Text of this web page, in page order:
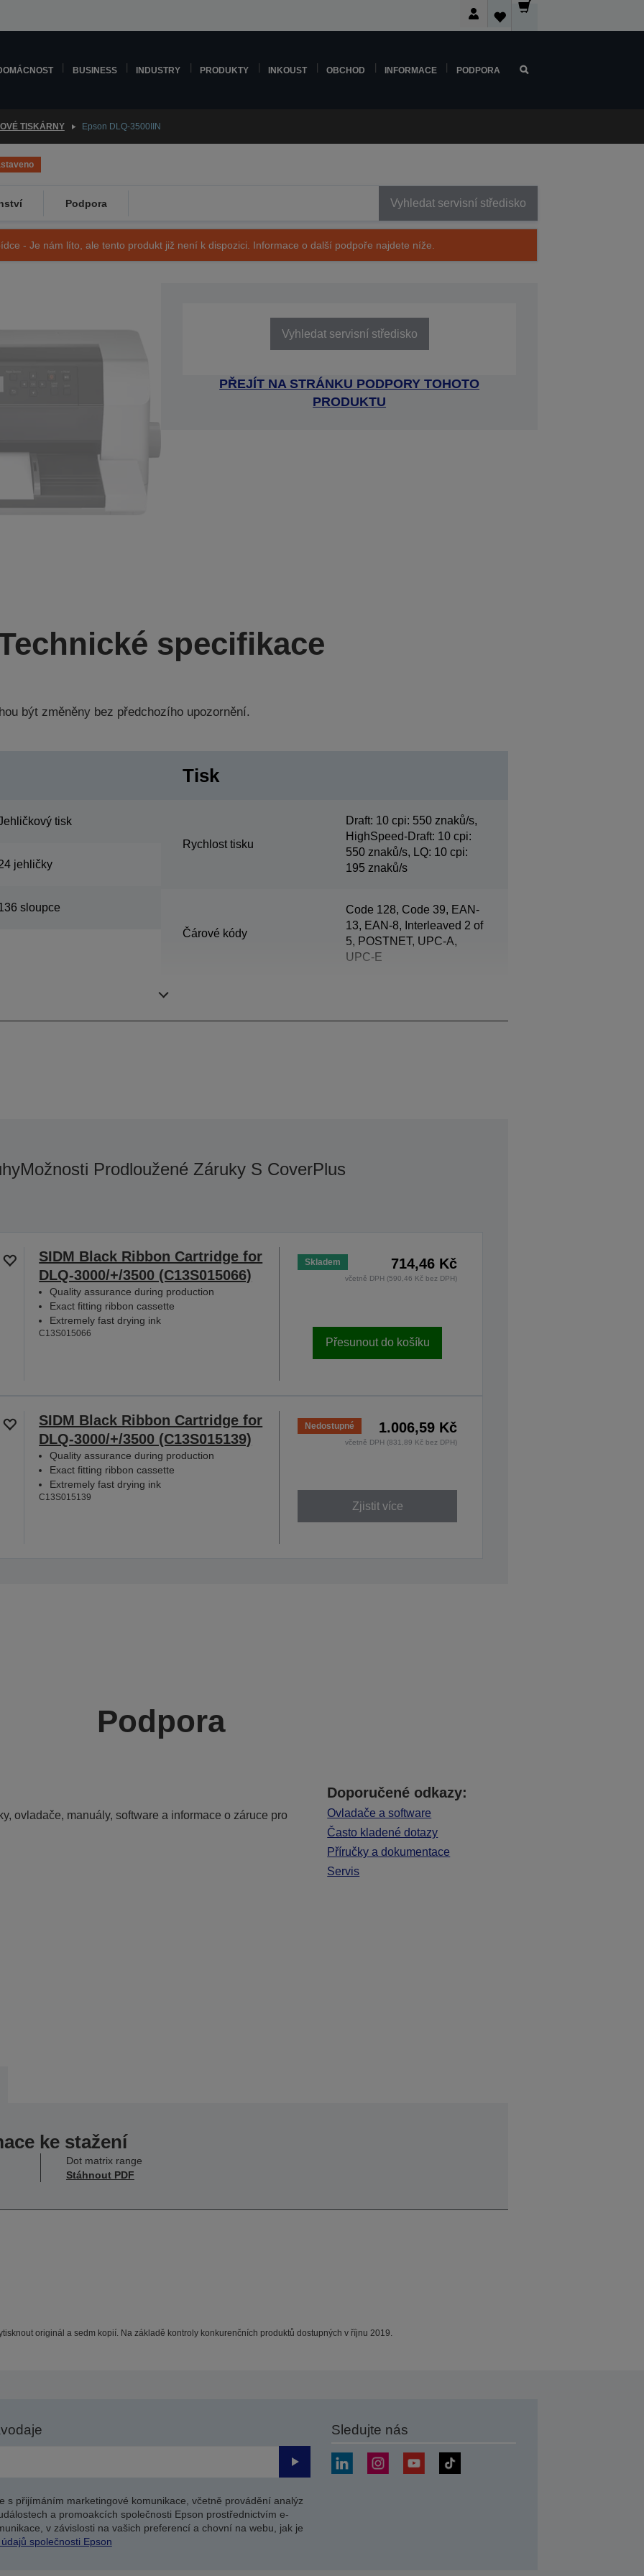
BUSINESS INDUSTRY PRODUKTY INKOUST OBCHOD INFORMACE PODPORA
TISKÁRNY Epson DLQ-3500IIN
Podpora Vyhledat servisní středisko
- Je nám líto, ale tento produkt již není k dispozici. Informace o další podpoře najdete níže.
Vyhledat servisní středisko
PŘEJÍT NA STRÁNKU PODPORY TOHOTO
PRODUKTU
specifikace
být změněny bez předchozího upozornění.
tisk
jehličky
sloupce
Tisk
Rychlost tisku
Draft: 10 cpi: 550 znaků/s,
HighSpeed-Draft: 10 cpi:
550 znaků/s, LQ: 10 cpi:
195 znaků/s
Čárové kódy
Code 128, Code 39, EAN-
13, EAN-8, Interleaved 2 of
5, POSTNET, UPC-A,
UPC-E
Možnosti Prodloužené Záruky S CoverPlus
SIDM Black Ribbon Cartridge for
DLQ-3000/+/3500 (C13S015066)
Quality assurance during production
Exact fitting ribbon cassette
Extremely fast drying ink
C13S015066
Skladem 714,46 Kč
včetně DPH (590,46 Kč bez DPH)
Přesunout do košíku
SIDM Black Ribbon Cartridge for
DLQ-3000/+/3500 (C13S015139)
Quality assurance during production
Exact fitting ribbon cassette
Extremely fast drying ink
C13S015139
Nedostupné 1.006,59 Kč
včetně DPH (831,89 Kč bez DPH)
Zjistit více
Podpora
ovladače, manuály, software a informace o záruce pro
Doporučené odkazy:
Ovladače a software
Často kladené dotazy
Příručky a dokumentace
Servis
ke stažení
Dot matrix range
Stáhnout PDF
originál a sedm kopií. Na základě kontroly konkurenčních produktů dostupných v říjnu 2019.
Odeslat
s přijímáním marketingové komunikace, včetně provádění analýz
a promoakcích společnosti Epson prostřednictvím e-
v závislosti na vašich preferencí a chovní na webu, jak je
společnosti Epson
Sledujte nás